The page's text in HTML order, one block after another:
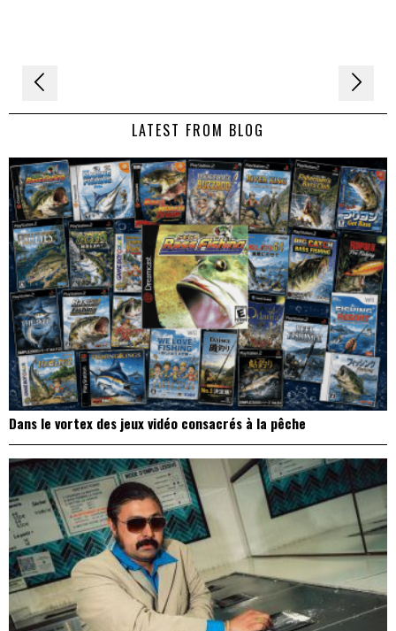
Navigation
de LATEST FROM BLOG
Dans le vortex des jeux vidéo consacrés à la pêche